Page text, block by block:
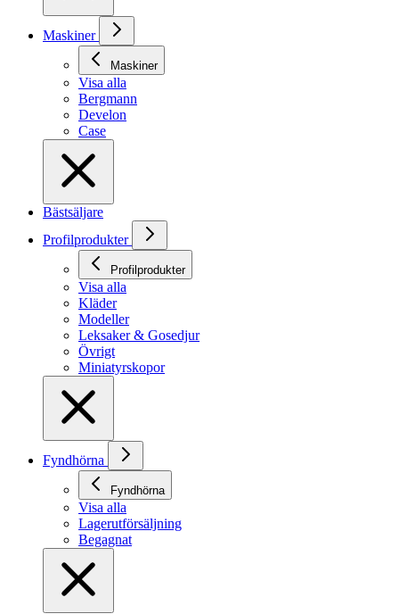
Maskiner
Maskiner
Visa alla
Bergmann
Develon
Case
Bästsäljare
Profilprodukter
Profilprodukter
Visa alla
Kläder
Modeller
Leksaker & Gosedjur
Övrigt
Miniatyrskopor
Fyndhörna
Fyndhörna
Visa alla
Lagerutförsäljning
Begagnat